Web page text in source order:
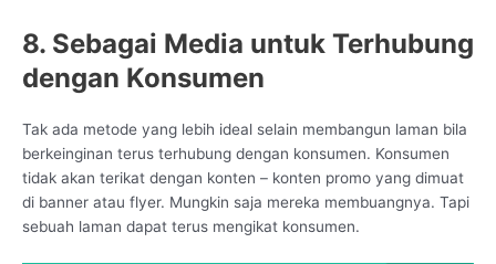
8. Sebagai Media untuk Terhubung
dengan Konsumen
Tak ada metode yang lebih ideal selain membangun laman bila
berkeinginan terus terhubung dengan konsumen. Konsumen
tidak akan terikat dengan konten – konten promo yang dimuat
di banner atau flyer. Mungkin saja mereka membuangnya. Tapi
sebuah laman dapat terus mengikat konsumen.
CS Lenteraweb
Online